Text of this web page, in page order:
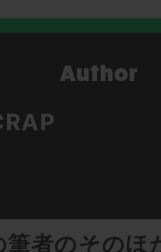
筆者のそのほ